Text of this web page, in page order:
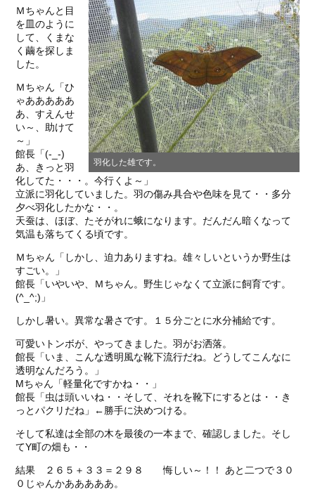
羽化した雄です。
Ｍちゃんと目
を皿のように
して、くまな
く繭を探しま
した。
Ｍちゃん「ひ
ゃあああああ
あ、すえんせ
い～、助けて
～」
館長「(-_-)
あ、きっと羽
化してた・・・。今行くよ～」
立派に羽化していました。羽の傷み具合や色味を見て・・多分
夕べ羽化したかな・・。
天蚕は、ほぼ、たそがれに蛾になります。だんだん暗くなって
気温も落ちてくる頃です。
Ｍちゃん「しかし、迫力ありますね。雄々しいというか野生は
すごい。」
館長「いやいや、Ｍちゃん。野生じゃなくて立派に飼育です。
(^_^;)」
しかし暑い。異常な暑さです。１５分ごとに水分補給です。
可愛いトンボが、やってきました。羽がお洒落。
館長「いま、こんな透明風な靴下流行だね。どうしてこんなに
透明なんだろう。」
Mちゃん「軽量化ですかね・・」
館長「虫は頭いいね・・そして、それを靴下にするとは・・き
っとパクリだね」←勝手に決めつける。
そして私達は全部の木を最後の一本まで、確認しました。そし
てY町の畑も・・
結果 ２６５＋３３＝２９８ 悔しい～！！ あと二つで３０
０じゃんかあああああ。